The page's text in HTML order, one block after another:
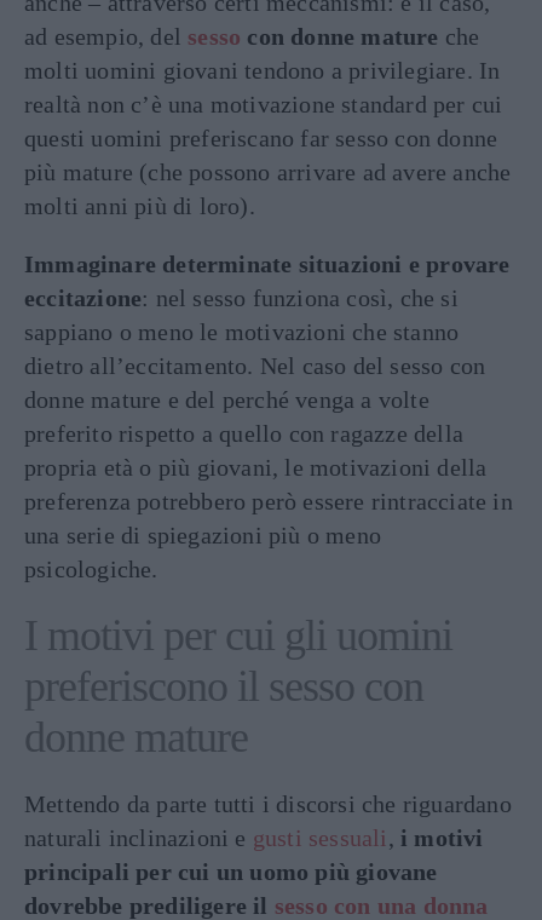
ad esempio, del sesso con donne mature che
molti uomini giovani tendono a privilegiare. In
realtà non c’è una motivazione standard per cui
questi uomini preferiscano far sesso con donne
più mature (che possono arrivare ad avere anche
molti anni più di loro).
Immaginare determinate situazioni e provare
eccitazione: nel sesso funziona così, che si
sappiano o meno le motivazioni che stanno
dietro all’eccitamento. Nel caso del sesso con
donne mature e del perché venga a volte
preferito rispetto a quello con ragazze della
propria età o più giovani, le motivazioni della
preferenza potrebbero però essere rintracciate in
una serie di spiegazioni più o meno
psicologiche.
I motivi per cui gli uomini
preferiscono il sesso con
donne mature
Mettendo da parte tutti i discorsi che riguardano
naturali inclinazioni e gusti sessuali, i motivi
principali per cui un uomo più giovane
dovrebbe prediligere il sesso con una donna